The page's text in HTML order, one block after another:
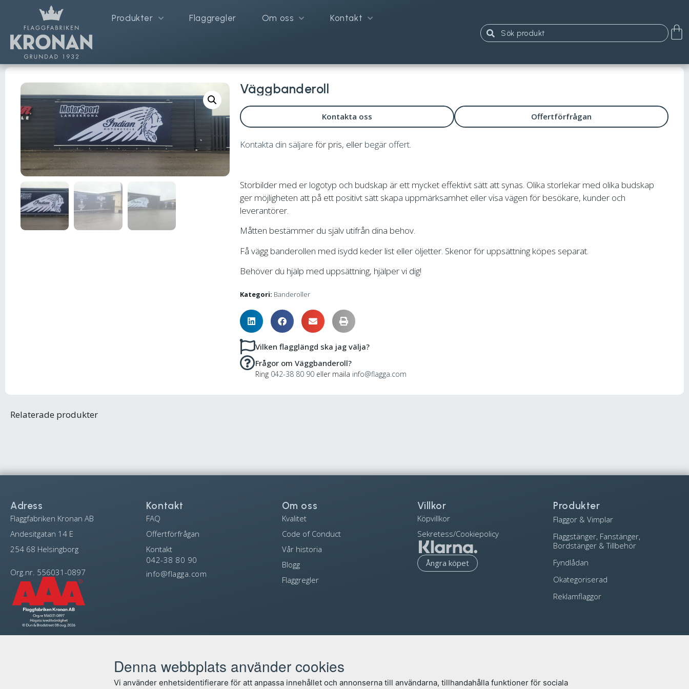
Denna webbplats använder cookies
Vi använder enhetsidentifierare för att anpassa innehållet och annonserna till användarna, tillhandahålla funktioner för sociala
Produkter Flaggregler Om oss Kontakt
Hem /Reklamflaggor /
Väggbanderoll
Kontakta oss Offertförfrågan
Kontakta din säljare för pris, eller begär offert.
Storbilder med er logotyp och budskap är ett mycket effektivt sätt att synas. Olika storlekar med olika budskap
ger möjligheten att på ett positivt sätt skapa uppmärksamhet eller visa vägen för besökare, kunder och
leverantörer.
Måtten bestämmer du själv utifrån dina behov.
Få vägg banderollen med isydd keder list eller öljetter. Skenor för uppsättning köpes separat.
Behöver du hjälp med uppsättning, hjälper vi dig!
Kategori: Banderoller
Vilken flagglängd ska jag välja?
Frågor om Väggbanderoll?
Ring 042-38 80 90eller maila info@flagga.com
Relaterade produkter
Adress
Flaggfabriken Kronan AB
Andesitgatan 14 E
254 68 Helsingborg
Org.nr. 556031-0897
Kontakt
FAQ
Offertförfrågan
Kontakt
042-38 80 90
info@flagga.com
Om oss
Kvalitet
Code of Conduct
Vår historia
Blogg
Flaggregler
Villkor
Köpvillkor
Sekretess/Cookiepolicy
Ångra köpet
Produkter
Flaggor & Vimplar
Flaggstänger, Fanstänger,
Bordstänger & Tillbehör
Fyndlådan
Okategoriserad
Reklamflaggor